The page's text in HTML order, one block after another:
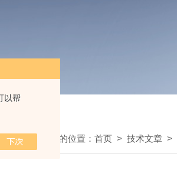
以帮
我的位置： 首页 > 技术文章 >